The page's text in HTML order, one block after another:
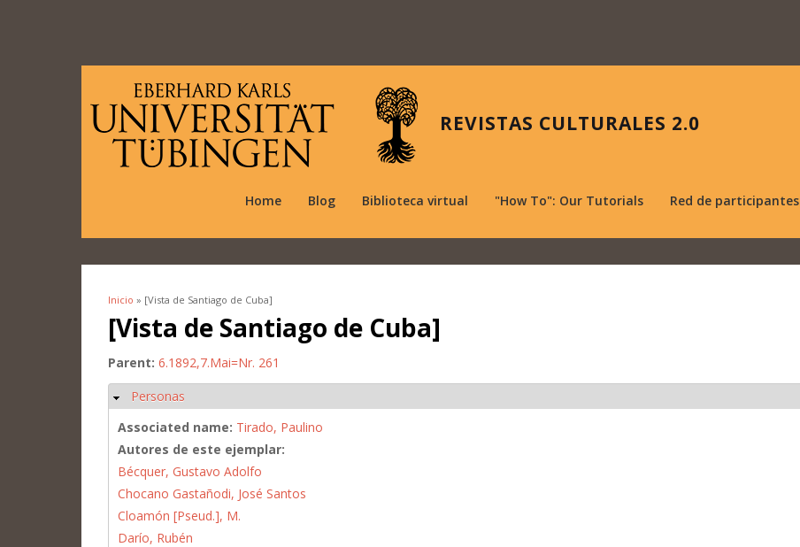
REVISTAS CULTURALES 2.0
Home Blog Biblioteca virtual "How To": Our Tutorials Red de participantes
Se encuentra usted aquí
Inicio » [Vista de Santiago de Cuba]
[Vista de Santiago de Cuba]
Parent: 6.1892,7.Mai=Nr. 261
Ocultar
Personas
Associated name: Tirado, Paulino
Autores de este ejemplar:
Bécquer, Gustavo Adolfo
Chocano Gastañodi, José Santos
Cloamón [Pseud.], M.
Darío, Rubén